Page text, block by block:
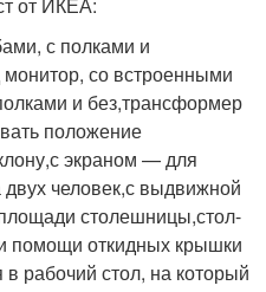
с полками и
со встроенными
и без,трансформер
положение
экраном — для
человек,с выдвижной
столешницы,стол-
помощи откидных крышки
рабочий стол, на который